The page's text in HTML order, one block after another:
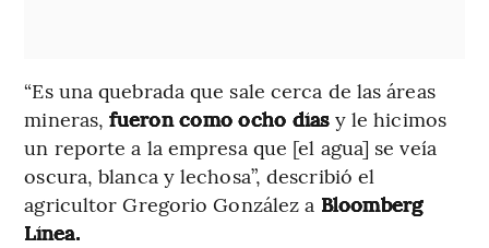
“Es una quebrada que sale cerca de las áreas
mineras, fueron como ocho días y le hicimos
un reporte a la empresa que [el agua] se veía
oscura, blanca y lechosa”, describió el
agricultor Gregorio González a Bloomberg
Línea.